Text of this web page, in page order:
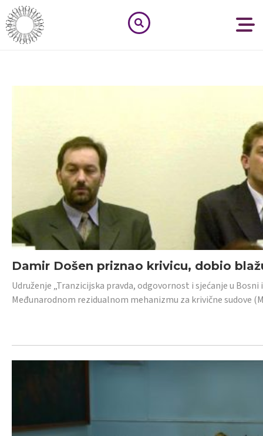
Damir Došen priznao krivicu, dobio
Udruženje „Tranzicijska pravda, odgovornost i sjećanje u
Međunarodnom rezidualnom mehanizmu za krivične sudove